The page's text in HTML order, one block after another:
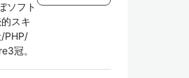
ソフト
スキ
/PHP/
冠。